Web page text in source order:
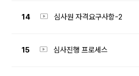
14 심사원 자격요구사항-2
15 심사진행 프로세스